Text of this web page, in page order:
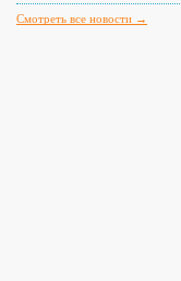
Смотреть все новости →